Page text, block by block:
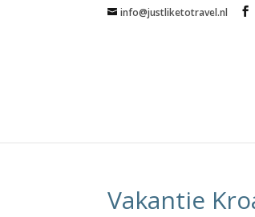
info@justliketotravel.nl
Vakantie